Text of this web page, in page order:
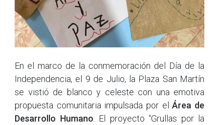
En el marco de la conmemoración del Día de la
Independencia, el 9 de Julio, la Plaza San Martín
se vistió de blanco y celeste con una emotiva
propuesta comunitaria impulsada por el Área de
Desarrollo Humano . El proyecto “Grullas por la